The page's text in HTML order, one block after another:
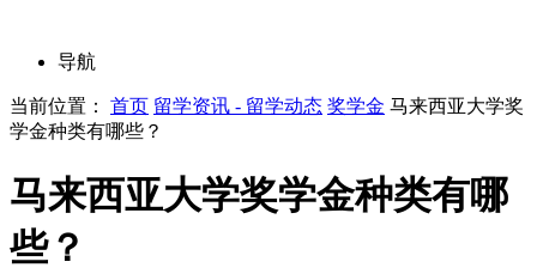
导航
当前位置： 首页 留学资讯 - 留学动态 奖学金 马来西亚大学奖
学金种类有哪些？
马来西亚大学奖学金种类有哪
些？